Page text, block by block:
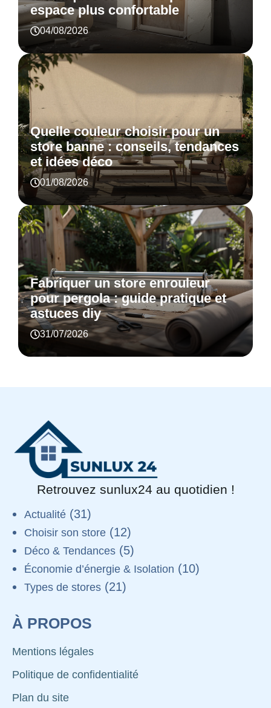
espace plus confortable
04/08/2026
Quelle couleur choisir pour un
store banne : conseils, tendances
et idées déco
01/08/2026
Fabriquer un store enrouleur
pour pergola : guide pratique et
astuces diy
31/07/2026
Retrouvez sunlux24 au quotidien !
Actualité (31)
Choisir son store (12)
Déco & Tendances (5)
Économie d’énergie & Isolation (10)
Types de stores (21)
À PROPOS
Mentions légales
Politique de confidentialité
Plan du site